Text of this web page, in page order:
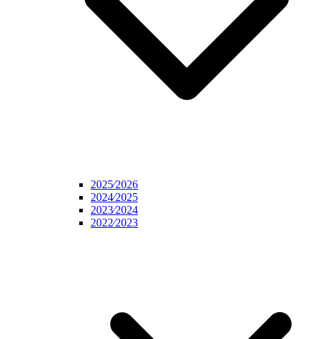
2025⁄2026
2024⁄2025
2023⁄2024
2022⁄2023